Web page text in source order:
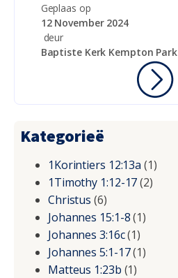
Geplaas op
12 November 2024
deur
Baptiste Kerk Kempton Park
Kategorieë
1Korintiers 12:13a (1)
1Timothy 1:12-17(2)
Christus (6)
Johannes 15:1-8(1)
Johannes 3:16c(1)
Johannes 5:1-17(1)
Matteus 1:23b (1)